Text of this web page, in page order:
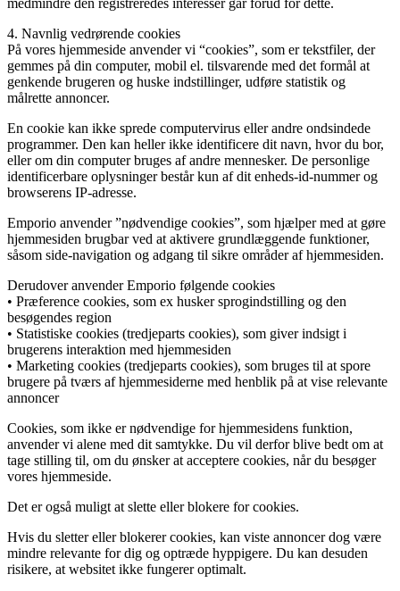
medmindre den registreredes interesser går forud for dette.
4. Navnlig vedrørende cookies
På vores hjemmeside anvender vi “cookies”, som er tekstfiler, der
gemmes på din computer, mobil el. tilsvarende med det formål at
genkende brugeren og huske indstillinger, udføre statistik og
målrette annoncer.
En cookie kan ikke sprede computervirus eller andre ondsindede
programmer. Den kan heller ikke identificere dit navn, hvor du bor,
eller om din computer bruges af andre mennesker. De personlige
identificerbare oplysninger består kun af dit enheds-id-nummer og
browserens IP-adresse.
Emporio anvender ”nødvendige cookies”, som hjælper med at gøre
hjemmesiden brugbar ved at aktivere grundlæggende funktioner,
såsom side-navigation og adgang til sikre områder af hjemmesiden.
Derudover anvender Emporio følgende cookies
• Præference cookies, som ex husker sprogindstilling og den
besøgendes region
• Statistiske cookies (tredjeparts cookies), som giver indsigt i
brugerens interaktion med hjemmesiden
• Marketing cookies (tredjeparts cookies), som bruges til at spore
brugere på tværs af hjemmesiderne med henblik på at vise relevante
annoncer
Cookies, som ikke er nødvendige for hjemmesidens funktion,
anvender vi alene med dit samtykke. Du vil derfor blive bedt om at
tage stilling til, om du ønsker at acceptere cookies, når du besøger
vores hjemmeside.
Det er også muligt at slette eller blokere for cookies.
Hvis du sletter eller blokerer cookies, kan viste annoncer dog være
mindre relevante for dig og optræde hyppigere. Du kan desuden
risikere, at websitet ikke fungerer optimalt.